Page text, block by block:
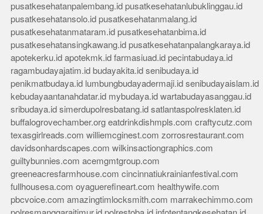
pusatkesehatanpalembang.id pusatkesehatanlubuklinggau.id
pusatkesehatansolo.id pusatkesehatanmalang.id
pusatkesehatanmataram.id pusatkesehatanbima.id
pusatkesehatansingkawang.id pusatkesehatanpalangkaraya.id
apotekerku.id apotekmk.id farmasiuad.id pecintabudaya.id
ragambudayajatim.id budayakita.id senibudaya.id
penikmatbudaya.id lumbungbudayadermaji.id senibudayaislam.id
kebudayaantanahdatar.id mybudaya.id wartabudayasanggau.id
sribudaya.id simerdupolresbatang.id satlantaspolresklaten.id
buffalogrovechamber.org eatdrinkdishmpls.com craftycutz.com
texasgirlreads.com williemcginest.com zorrosrestaurant.com
davidsonhardscapes.com wilkinsactiongraphics.com
guiltybunnies.com acemgmtgroup.com
greeneacresfarmhouse.com cincinnatiukrainianfestival.com
fullhousesa.com oyaguerefineart.com healthywife.com
pbcvoice.com amazingtimlocksmith.com marrakechimmo.com